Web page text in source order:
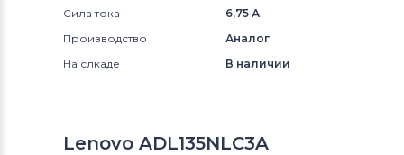
Сила тока
6,75 А
Производство
Аналог
На слкаде
В наличии
Lenovo ADL135NLC3A